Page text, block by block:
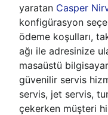
yaratan Casper
konfigürasyon
ödeme koşulları,
ağı ile adresinize
masaüstü
güvenilir servis
servis, jet servis,
çekerken müşteri